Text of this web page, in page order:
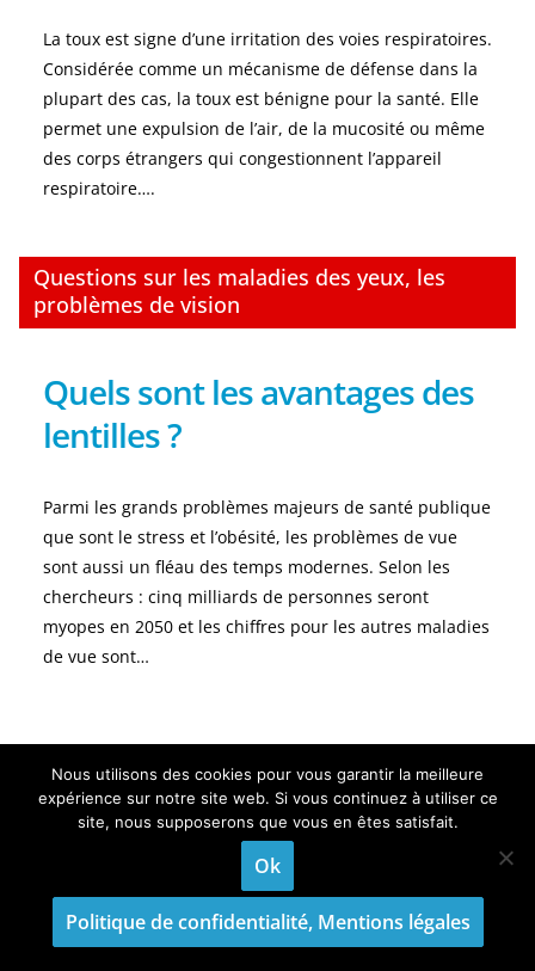
La toux est signe d’une irritation des voies respiratoires.
Considérée comme un mécanisme de défense dans la
plupart des cas, la toux est bénigne pour la santé. Elle
permet une expulsion de l’air, de la mucosité ou même
des corps étrangers qui congestionnent l’appareil
respiratoire….
Questions sur les maladies des yeux, les
problèmes de vision
Quels sont les avantages des
lentilles ?
Parmi les grands problèmes majeurs de santé publique
que sont le stress et l’obésité, les problèmes de vue
sont aussi un fléau des temps modernes. Selon les
chercheurs : cinq milliards de personnes seront
myopes en 2050 et les chiffres pour les autres maladies
de vue sont…
Qu’est ce que la sécheresse
oculaire ?
Cette affection est provoquée par une diminution de la
production lacrymale. Les symptômes de ce trouble se
Nous utilisons des cookies pour vous garantir la meilleure
expérience sur notre site web. Si vous continuez à utiliser ce
site, nous supposerons que vous en êtes satisfait.
Ok
Politique de confidentialité, Mentions légales